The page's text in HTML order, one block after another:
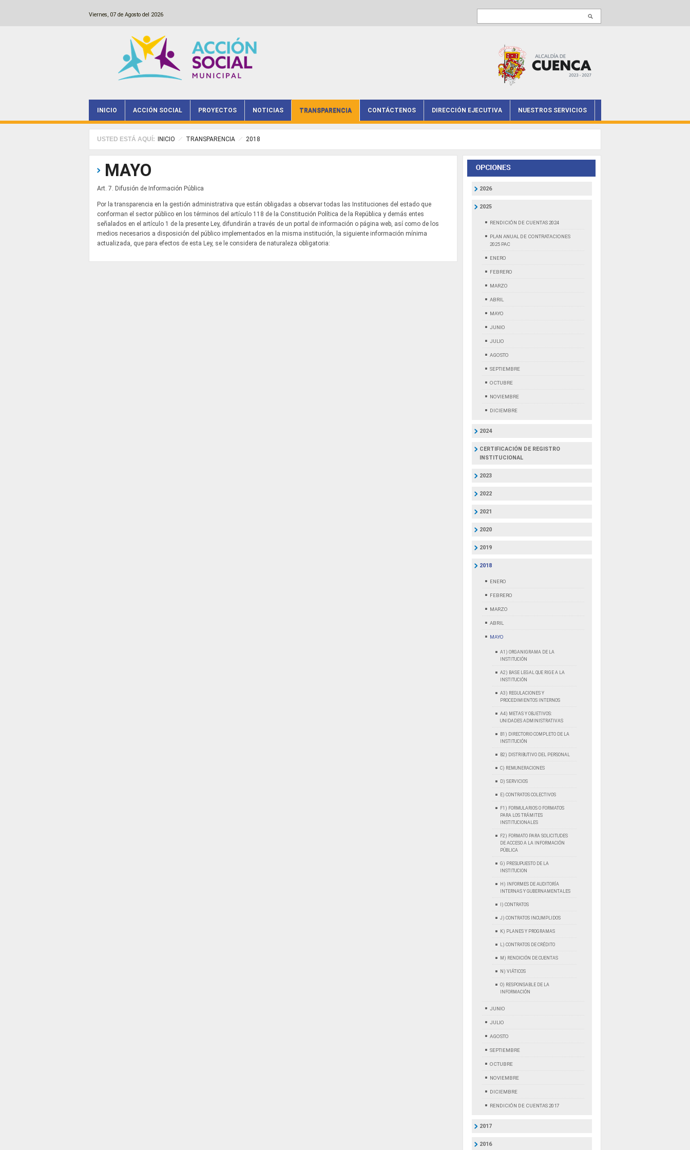
Viernes, 07 de Agosto del 2026
Main menu
INICIO ACCIÓN SOCIAL PROYECTOS NOTICIAS TRANSPARENCIA CONTÁCTENOS DIRECCIÓN EJECUTIVA NUESTROS SERVICIOS
USTED ESTÁ AQUÍ: INICIO TRANSPARENCIA 2018
MAYO
Art. 7. Difusión de Información Pública
Por la transparencia en la gestión administrativa que están obligadas a observar todas las Instituciones del estado que
conforman el sector público en los términos del artículo 118 de la Constitución Política de la República y demás entes
señalados en el artículo 1 de la presente Ley, difundirán a través de un portal de información o página web, así como de los
medios necesarios a disposición del público implementados en la misma institución, la siguiente información mínima
actualizada, que para efectos de esta Ley, se le considera de naturaleza obligatoria:
2026
2025
RENDICIÓN DE CUENTAS 2024
PLAN ANUAL DE CONTRATACIONES
2025 PAC
ENERO
FEBRERO
MARZO
ABRIL
MAYO
JUNIO
JULIO
AGOSTO
SEPTIEMBRE
OCTUBRE
NOVIEMBRE
DICIEMBRE
2024
CERTIFICACIÓN DE REGISTRO
INSTITUCIONAL
2023
2022
2021
2020
2019
2018
ENERO
FEBRERO
MARZO
ABRIL
MAYO
A1) ORGANIGRAMA DE LA
INSTITUCIÓN
A2) BASE LEGAL QUE RIGE A LA
INSTITUCIÓN
A3) REGULACIONES Y
PROCEDIMIENTOS INTERNOS
A4) METAS Y OBJETIVOS:
UNIDADES ADMINISTRATIVAS
B1) DIRECTORIO COMPLETO DE LA
INSTITUCIÓN
B2) DISTRIBUTIVO DEL PERSONAL
C) REMUNERACIONES
D) SERVICIOS
E) CONTRATOS COLECTIVOS
F1) FORMULARIOS O FORMATOS
PARA LOS TRÁMITES
INSTITUCIONALES
F2) FORMATO PARA SOLICITUDES
DE ACCESO A LA INFORMACIÓN
PÚBLICA
G) PRESUPUESTO DE LA
INSTITUCION
H) INFORMES DE AUDITORÍA
INTERNAS Y GUBERNAMENTALES
I) CONTRATOS
J) CONTRATOS INCUMPLIDOS
K) PLANES Y PROGRAMAS
L) CONTRATOS DE CRÉDITO
M) RENDICIÓN DE CUENTAS
N) VIÁTICOS
O) RESPONSABLE DE LA
INFORMACIÓN
JUNIO
JULIO
AGOSTO
SEPTIEMBRE
OCTUBRE
NOVIEMBRE
DICIEMBRE
RENDICIÓN DE CUENTAS 2017
2017
2016